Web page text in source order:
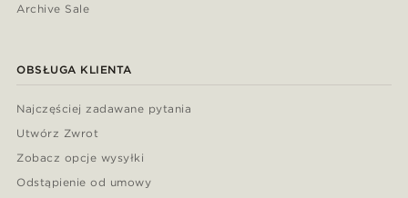
Archive Sale
OBSŁUGA KLIENTA
Najczęściej zadawane pytania
Utwórz Zwrot
Zobacz opcje wysyłki
Odstąpienie od umowy